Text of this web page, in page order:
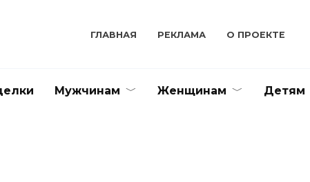
ГЛАВНАЯ РЕКЛАМА О ПРОЕКТЕ
Мужчинам Женщинам Детям